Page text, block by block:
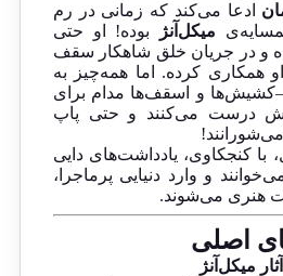
ادعا می‌کند که زمانی در رم
میکل‌آنژ
بوده! او حتی
و در جریان خلق شاهکار سقف
همکاری کرده. اما همه‌چیز به
و اسقف‌ها مدام برای
درست می‌کنند و حتی پاپ
با کنجکاوی، یادداشت‌های دایی
و وارد دنیایی پرماجرا،
هنری می‌شوند.
اصلی
میکل‌آنژ